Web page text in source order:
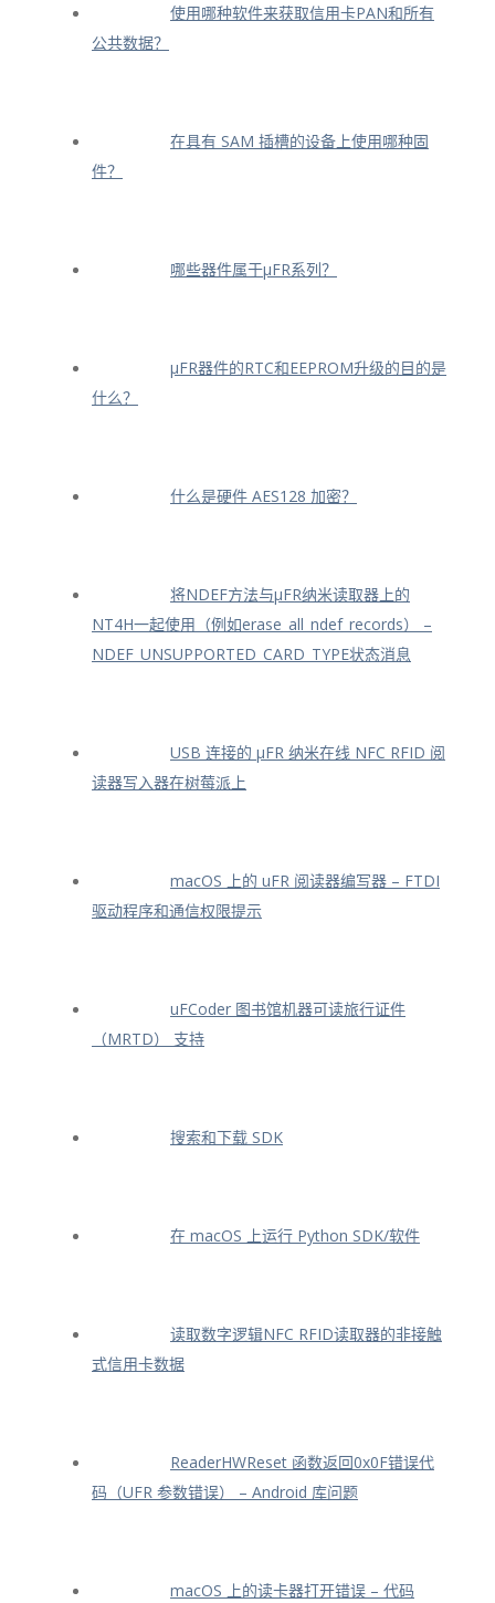
使用哪种软件来获取信用卡PAN和所有
公共数据？
在具有 SAM 插槽的设备上使用哪种固
件？
哪些器件属于μFR系列？
μFR器件的RTC和EEPROM升级的目的是
什么？
什么是硬件 AES128 加密？
将NDEF方法与μFR纳米读取器上的
NT4H一起使用（例如erase_all_ndef_records） –
NDEF_UNSUPPORTED_CARD_TYPE状态消息
USB 连接的 μFR 纳米在线 NFC RFID 阅
读器写入器在树莓派上
macOS 上的 uFR 阅读器编写器 – FTDI
驱动程序和通信权限提示
uFCoder 图书馆机器可读旅行证件
（MRTD） 支持
搜索和下载 SDK
在 macOS 上运行 Python SDK/软件
读取数字逻辑NFC RFID读取器的非接触
式信用卡数据
ReaderHWReset 函数返回0x0F错误代
码（UFR 参数错误） – Android 库问题
macOS 上的读卡器打开错误 – 代码